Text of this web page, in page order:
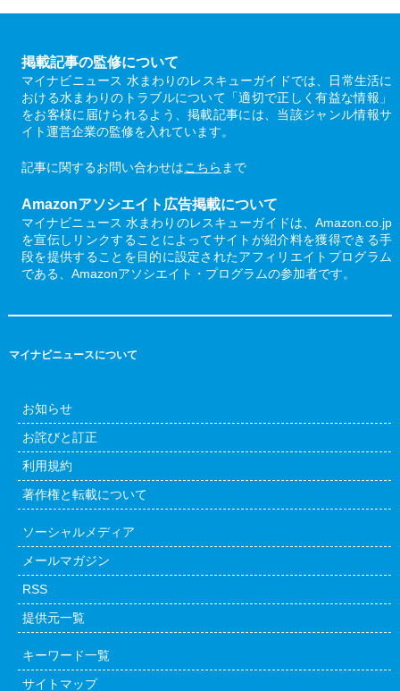
掲載記事の監修について
マイナビニュース 水まわりのレスキューガイドでは、日常生活に
おける水まわりのトラブルについて「適切で正しく有益な情報」
をお客様に届けられるよう、掲載記事には、当該ジャンル情報サ
イト運営企業の監修を入れています。
記事に関するお問い合わせはこちら まで
Amazonアソシエイト広告掲載について
マイナビニュース 水まわりのレスキューガイドは、Amazon.co.jp
を宣伝しリンクすることによってサイトが紹介料を獲得できる手
段を提供することを目的に設定されたアフィリエイトプログラム
である、Amazonアソシエイト・プログラムの参加者です。
マイナビニュースについて
お知らせ
お詫びと訂正
利用規約
著作権と転載について
ソーシャルメディア
メールマガジン
RSS
提供元一覧
キーワード一覧
サイトマップ